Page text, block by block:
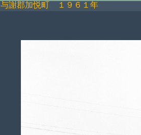
与謝郡加悦町 １９６１年